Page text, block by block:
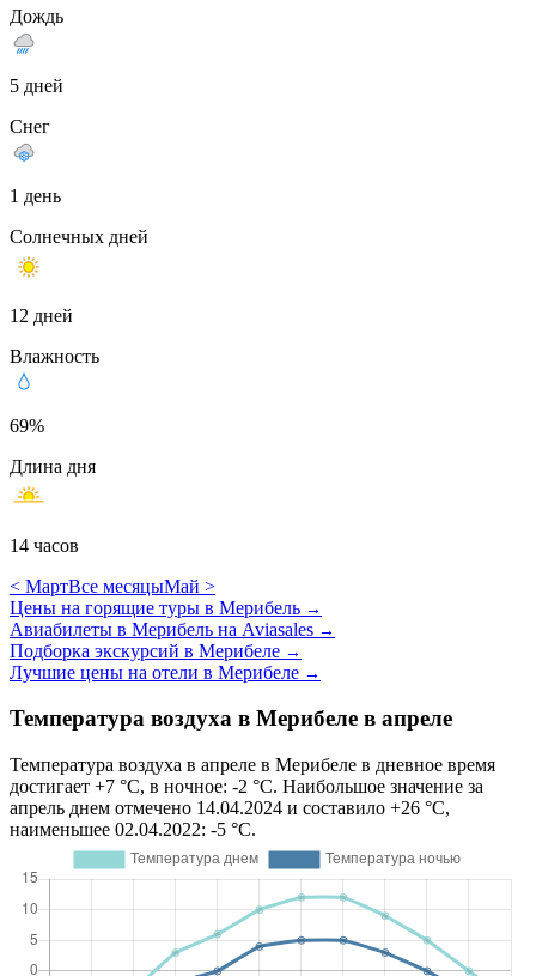
Дождь
5 дней
Снег
1 день
Солнечных дней
12 дней
Влажность
69%
Длина дня
14 часов
< МартВсе месяцыМай >
Цены на горящие туры в Мерибель →
Авиабилеты в Мерибель на Aviasales →
Подборка экскурсий в Мерибеле →
Лучшие цены на отели в Мерибеле →
Температура воздуха в Мерибеле в апреле
Температура воздуха в апреле в Мерибеле в дневное время
достигает +7 °C, в ночное: -2 °C. Наибольшое значение за
апрель днем отмечено 14.04.2024 и составило +26 °C,
наименьшее 02.04.2022: -5 °C.